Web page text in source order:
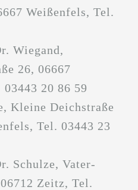
Weißenfels, Tel.
Wiegand,
26, 06667
20 86 59
Kleine Deichstraße
Tel. 03443 23
Schulze, Vater-
Zeitz, Tel.